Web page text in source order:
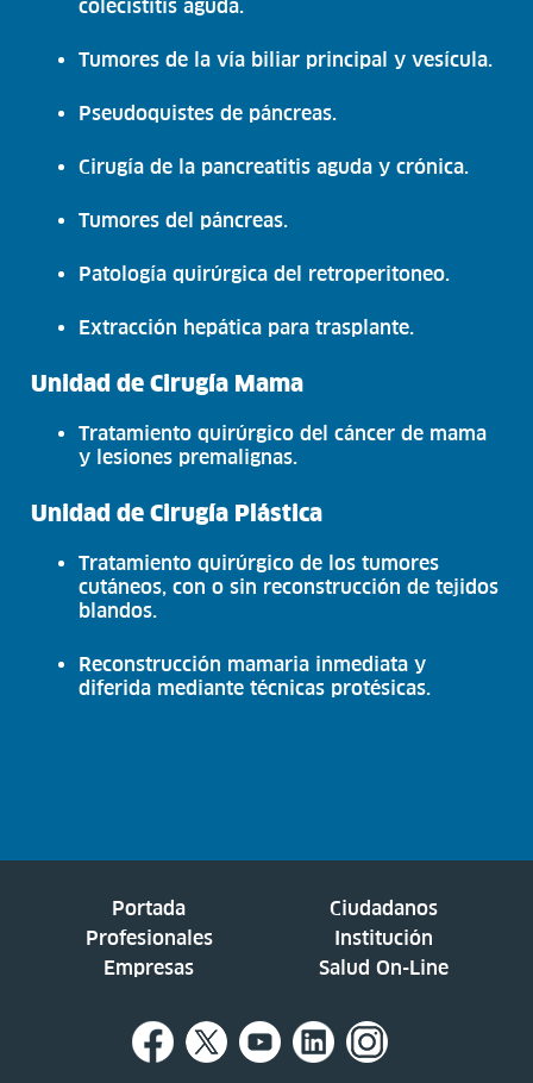
colecistitis aguda.
Tumores de la vía biliar principal y vesícula.
Pseudoquistes de páncreas.
Cirugía de la pancreatitis aguda y crónica.
Tumores del páncreas.
Patología quirúrgica del retroperitoneo.
Extracción hepática para trasplante.
Unidad de Cirugía Mama
Tratamiento quirúrgico del cáncer de mama
y lesiones premalignas.
Unidad de Cirugía Plástica
Tratamiento quirúrgico de los tumores
cutáneos, con o sin reconstrucción de tejidos
blandos.
Reconstrucción mamaria inmediata y
diferida mediante técnicas protésicas.
Portada
Ciudadanos
Profesionales
Institución
Empresas
Salud On-Line